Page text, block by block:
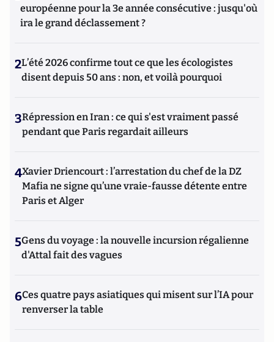
européenne pour la 3e année consécutive : jusqu'où
ira le grand déclassement ?
2L’été 2026 confirme tout ce que les écologistes
disent depuis 50 ans : non, et voilà pourquoi
3Répression en Iran : ce qui s'est vraiment passé
pendant que Paris regardait ailleurs
4Xavier Driencourt : l’arrestation du chef de la DZ
Mafia ne signe qu’une vraie-fausse détente entre
Paris et Alger
5Gens du voyage : la nouvelle incursion régalienne
d'Attal fait des vagues
6Ces quatre pays asiatiques qui misent sur l’IA pour
renverser la table